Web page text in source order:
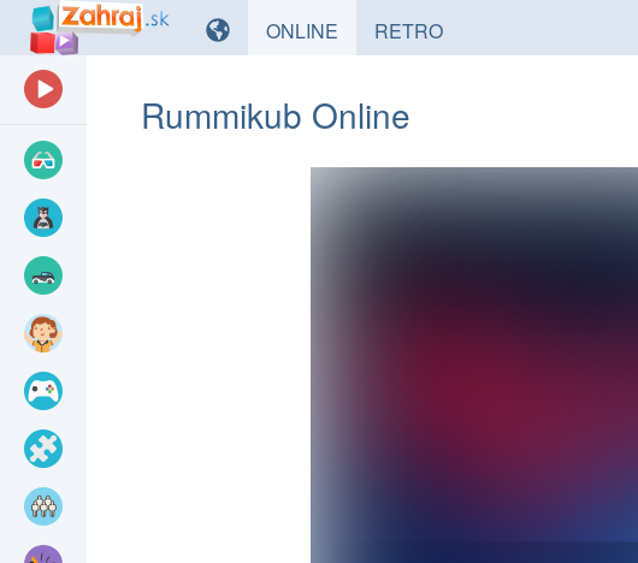
ONLINE HRYRETROHRY
Rummikub Online